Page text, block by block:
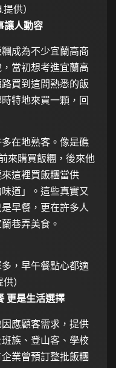
供）
讓人動容
成為不少宜蘭高商
當初想考進宜蘭高
買到這間熟悉的飯
特地來買一顆，回
在地熟客。像是礁
來購買飯糰，後來他
這裡買飯糰當供
道」。這些真實又
早餐，更在許多人
巷弄美食。
，早午餐點心都適
）
更是生活選擇
應顧客需求，提供
族、登山客、學校
業曾預訂整批飯糰